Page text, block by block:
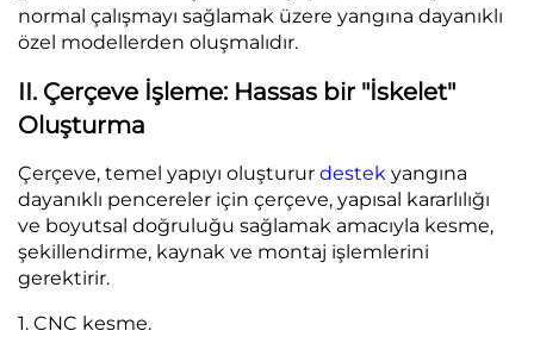
normal çalışmayı sağlamak üzere yangına dayanıklı
özel modellerden oluşmalıdır.
II. Çerçeve İşleme: Hassas bir "İskelet"
Oluşturma
Çerçeve, temel yapıyı oluşturur destek yangına
dayanıklı pencereler için çerçeve, yapısal kararlılığı
ve boyutsal doğruluğu sağlamak amacıyla kesme,
şekillendirme, kaynak ve montaj işlemlerini
gerektirir.
1. CNC kesme.